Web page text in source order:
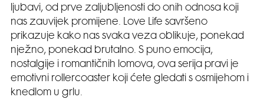
ljubavi, od prve zaljubljenosti do onih odnosa koji
nas zauvijek promijene. Love Life savršeno
prikazuje kako nas svaka veza oblikuje, ponekad
nježno, ponekad brutalno. S puno emocija,
nostalgije i romantičnih lomova, ova serija pravi je
emotivni rollercoaster koji ćete gledati s osmijehom i
knedlom u grlu.